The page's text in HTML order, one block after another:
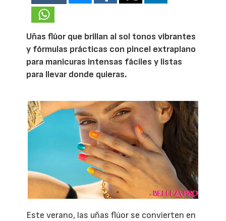
Uñas flúor que brillan al sol tonos vibrantes
y fórmulas prácticas con pincel extraplano
para manicuras intensas fáciles y listas
para llevar donde quieras.
Este verano, las uñas flúor se convierten en